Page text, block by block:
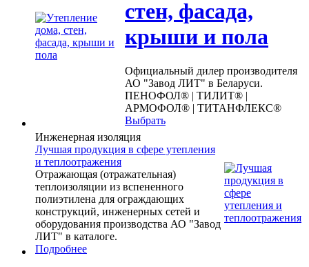
стен, фасада,
крыши и пола
Официальный дилер производителя
АО "Завод ЛИТ" в Беларуси.
ПЕНОФОЛ® | ТИЛИТ® |
АРМОФОЛ® | ТИТАНФЛЕКС®
Выбрать
Инженерная изоляция
Лучшая продукция в сфере утепления
и теплоотражения
Отражающая (отражательная)
теплоизоляции из вспененного
полиэтилена для ограждающих
конструкций, инженерных сетей и
оборудования производства АО "Завод
ЛИТ" в каталоге.
Подробнее